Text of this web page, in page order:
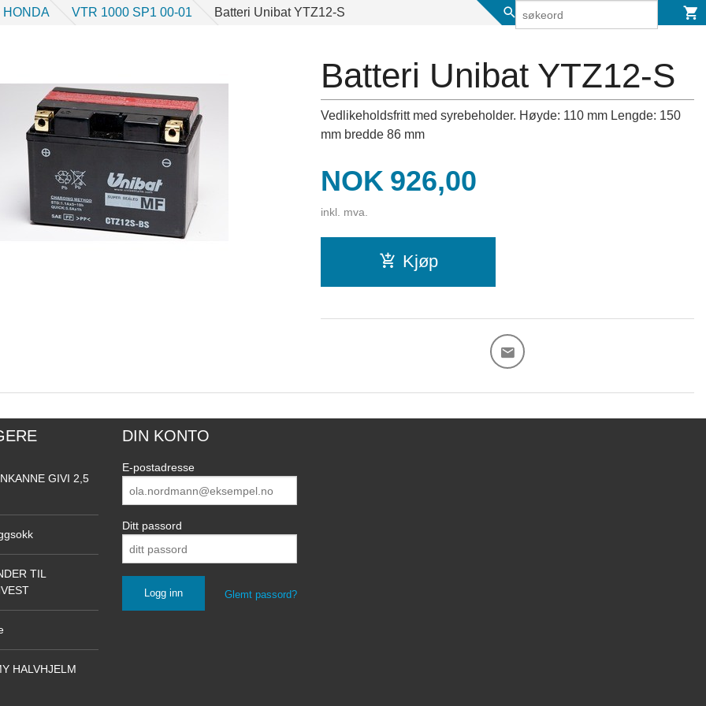
HONDA VTR 1000 SP1 00-01 Batteri Unibat YTZ12-S
Batteri Unibat YTZ12-S
Vedlikeholdsfritt med syrebeholder. Høyde: 110 mm Lengde: 150
mm bredde 86 mm
Pris
NOK 926,00
inkl. mva.
Kjøp
GIVI 2,5
TIL
HALVHJELM
DIN KONTO
E-postadresse
Ditt passord
Glemt passord?